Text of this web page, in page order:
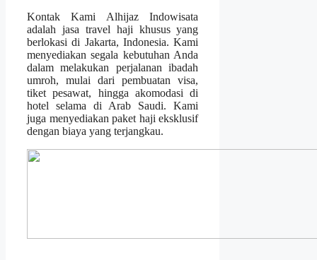
Kontak Kami Alhijaz Indowisata
adalah jasa travel haji khusus yang
berlokasi di Jakarta, Indonesia. Kami
menyediakan segala kebutuhan Anda
dalam melakukan perjalanan ibadah
umroh, mulai dari pembuatan visa,
tiket pesawat, hingga akomodasi di
hotel selama di Arab Saudi. Kami
juga menyediakan paket haji eksklusif
dengan biaya yang terjangkau.